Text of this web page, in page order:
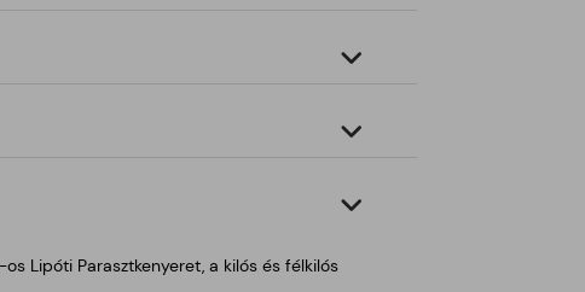
Lipóti Parasztkenyeret, a kilós és félkilós